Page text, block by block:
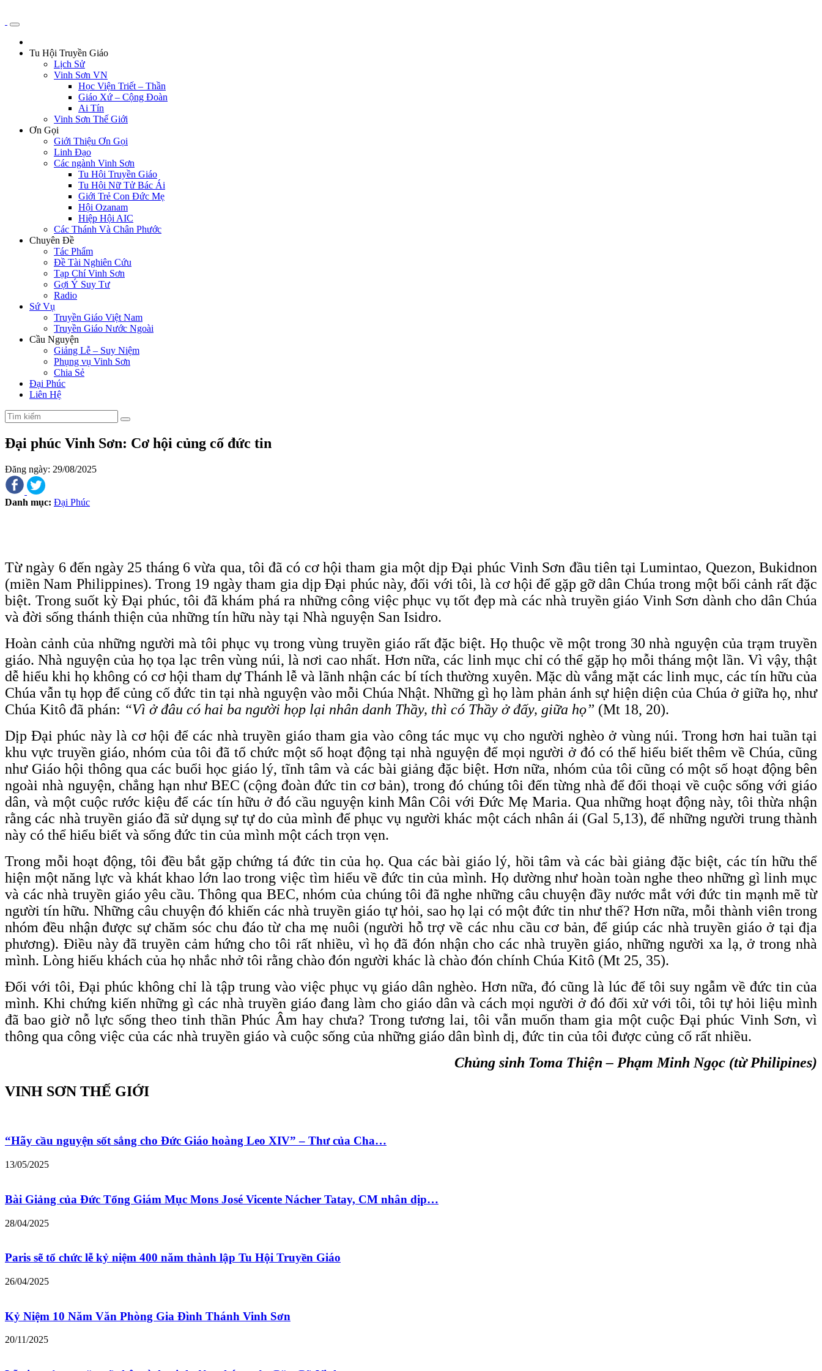
Tu Hội Truyền Giáo
Lịch Sử
Vinh Sơn VN
Học Viện Triết – Thần
Giáo Xứ – Cộng Đoàn
Ai Tín
Vinh Sơn Thế Giới
Ơn Gọi
Giới Thiệu Ơn Gọi
Linh Đạo
Các ngành Vinh Sơn
Tu Hội Truyền Giáo
Tu Hội Nữ Tử Bác Ái
Giới Trẻ Con Đức Mẹ
Hội Ozanam
Hiệp Hội AIC
Các Thánh Và Chân Phước
Chuyên Đề
Tác Phẩm
Đề Tài Nghiên Cứu
Tạp Chí Vinh Sơn
Gợi Ý Suy Tư
Radio
Sứ Vụ
Truyền Giáo Việt Nam
Truyền Giáo Nước Ngoài
Cầu Nguyện
Giảng Lễ – Suy Niệm
Phụng vụ Vinh Sơn
Chia Sẻ
Đại Phúc
Liên Hệ
Đại phúc Vinh Sơn: Cơ hội củng cố đức tin
Đăng ngày: 29/08/2025
Danh mục: Đại Phúc
Từ ngày 6 đến ngày 25 tháng 6 vừa qua, tôi đã có cơ hội tham gia một dịp Đại phúc Vinh Sơn đầu tiên tại Lumintao, Quezon, Bukidnon
(miền Nam Philippines). Trong 19 ngày tham gia dịp Đại phúc này, đối với tôi, là cơ hội để gặp gỡ dân Chúa trong một bối cảnh rất đặc
biệt. Trong suốt kỳ Đại phúc, tôi đã khám phá ra những công việc phục vụ tốt đẹp mà các nhà truyền giáo Vinh Sơn dành cho dân Chúa
và đời sống thánh thiện của những tín hữu này tại Nhà nguyện San Isidro.
Hoàn cảnh của những người mà tôi phục vụ trong vùng truyền giáo rất đặc biệt. Họ thuộc về một trong 30 nhà nguyện của trạm truyền
giáo. Nhà nguyện của họ tọa lạc trên vùng núi, là nơi cao nhất. Hơn nữa, các linh mục chỉ có thể gặp họ mỗi tháng một lần. Vì vậy, thật
dễ hiểu khi họ không có cơ hội tham dự Thánh lễ và lãnh nhận các bí tích thường xuyên. Mặc dù vắng mặt các linh mục, các tín hữu của
Chúa vẫn tụ họp để củng cố đức tin tại nhà nguyện vào mỗi Chúa Nhật. Những gì họ làm phản ánh sự hiện diện của Chúa ở giữa họ, như
Chúa Kitô đã phán: “Vì ở đâu có hai ba người họp lại nhân danh Thầy, thì có Thầy ở đấy, giữa họ” (Mt 18, 20).
Dịp Đại phúc này là cơ hội để các nhà truyền giáo tham gia vào công tác mục vụ cho người nghèo ở vùng núi. Trong hơn hai tuần tại
khu vực truyền giáo, nhóm của tôi đã tổ chức một số hoạt động tại nhà nguyện để mọi người ở đó có thể hiểu biết thêm về Chúa, cũng
như Giáo hội thông qua các buổi học giáo lý, tĩnh tâm và các bài giảng đặc biệt. Hơn nữa, nhóm của tôi cũng có một số hoạt động bên
ngoài nhà nguyện, chẳng hạn như BEC (cộng đoàn đức tin cơ bản), trong đó chúng tôi đến từng nhà để đối thoại về cuộc sống với giáo
dân, và một cuộc rước kiệu để các tín hữu ở đó cầu nguyện kinh Mân Côi với Đức Mẹ Maria. Qua những hoạt động này, tôi thừa nhận
rằng các nhà truyền giáo đã sử dụng sự tự do của mình để phục vụ người khác một cách nhân ái (Gal 5,13), để những người trung thành
này có thể hiểu biết và sống đức tin của mình một cách trọn vẹn.
Trong mỗi hoạt động, tôi đều bắt gặp chứng tá đức tin của họ. Qua các bài giáo lý, hồi tâm và các bài giảng đặc biệt, các tín hữu thể
hiện một năng lực và khát khao lớn lao trong việc tìm hiểu về đức tin của mình. Họ dường như hoàn toàn nghe theo những gì linh mục
và các nhà truyền giáo yêu cầu. Thông qua BEC, nhóm của chúng tôi đã nghe những câu chuyện đầy nước mắt với đức tin mạnh mẽ từ
người tín hữu. Những câu chuyện đó khiến các nhà truyền giáo tự hỏi, sao họ lại có một đức tin như thế? Hơn nữa, mỗi thành viên trong
nhóm đều nhận được sự chăm sóc chu đáo từ cha mẹ nuôi (người hỗ trợ về các nhu cầu cơ bản, để giúp các nhà truyền giáo ở tại địa
phương). Điều này đã truyền cảm hứng cho tôi rất nhiều, vì họ đã đón nhận cho các nhà truyền giáo, những người xa lạ, ở trong nhà
mình. Lòng hiếu khách của họ nhắc nhở tôi rằng chào đón người khác là chào đón chính Chúa Kitô (Mt 25, 35).
Đối với tôi, Đại phúc không chỉ là tập trung vào việc phục vụ giáo dân nghèo. Hơn nữa, đó cũng là lúc để tôi suy ngẫm về đức tin của
mình. Khi chứng kiến những gì các nhà truyền giáo đang làm cho giáo dân và cách mọi người ở đó đối xử với tôi, tôi tự hỏi liệu mình
đã bao giờ nỗ lực sống theo tinh thần Phúc Âm hay chưa? Trong tương lai, tôi vẫn muốn tham gia một cuộc Đại phúc Vinh Sơn, vì
thông qua công việc của các nhà truyền giáo và cuộc sống của những giáo dân bình dị, đức tin của tôi được củng cố rất nhiều.
Chủng sinh Toma Thiện – Phạm Minh Ngọc (từ Philipines)
VINH SƠN THẾ GIỚI
“Hãy cầu nguyện sốt sắng cho Đức Giáo hoàng Leo XIV” – Thư của Cha…
13/05/2025
Bài Giảng của Đức Tổng Giám Mục Mons José Vicente Nácher Tatay, CM nhân dịp…
28/04/2025
Paris sẽ tổ chức lễ kỷ niệm 400 năm thành lập Tu Hội Truyền Giáo
26/04/2025
Kỷ Niệm 10 Năm Văn Phòng Gia Đình Thánh Vinh Sơn
20/11/2025